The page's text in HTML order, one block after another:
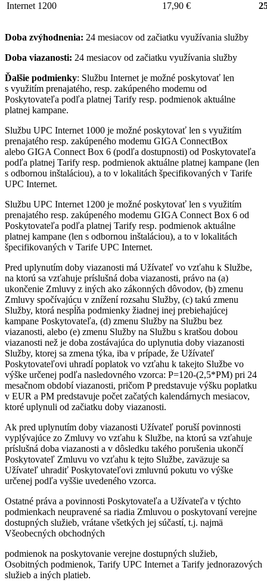
Internet 1200 17,90 €
Doba zvýhodnenia: 24 mesiacov od začiatku využívania služby
Doba viazanosti: 24 mesiacov od začiatku využívania služby
Ďalšie podmienky: Službu Internet je možné poskytovať len
s využitím prenajatého, resp. zakúpeného modemu od
Poskytovateľa podľa platnej Tarify resp. podmienok aktuálne
platnej kampane.
Službu UPC Internet 1000 je možné poskytovať len s využitím
prenajatého resp. zakúpeného modemu GIGA ConnectBox
alebo GIGA Connect Box 6 (podľa dostupnosti) od Poskytovateľa
podľa platnej Tarify resp. podmienok aktuálne platnej kampane (len
s odbornou inštaláciou), a to v lokalitách špecifikovaných v Tarife
UPC Internet.
Službu UPC Internet 1200 je možné poskytovať len s využitím
prenajatého resp. zakúpeného modemu GIGA Connect Box 6 od
Poskytovateľa podľa platnej Tarify resp. podmienok aktuálne
platnej kampane (len s odbornou inštaláciou), a to v lokalitách
špecifikovaných v Tarife UPC Internet.
Pred uplynutím doby viazanosti má Užívateľ vo vzťahu k Službe,
na ktorú sa vzťahuje príslušná doba viazanosti, právo na (a)
ukončenie Zmluvy z iných ako zákonných dôvodov, (b) zmenu
Zmluvy spočívajúcu v znížení rozsahu Služby, (c) takú zmenu
Služby, ktorá nespĺňa podmienky žiadnej inej prebiehajúcej
kampane Poskytovateľa, (d) zmenu Služby na Službu bez
viazanosti, alebo (e) zmenu Služby na Službu s kratšou dobou
viazanosti než je doba zostávajúca do uplynutia doby viazanosti
Služby, ktorej sa zmena týka, iba v prípade, že Užívateľ
Poskytovateľovi uhradí poplatok vo vzťahu k takejto Službe vo
výške určenej podľa nasledovného vzorca: P=120-(2,5*PM) pri 24
mesačnom období viazanosti, pričom P predstavuje výšku poplatku
v EUR a PM predstavuje počet začatých kalendárnych mesiacov,
ktoré uplynuli od začiatku doby viazanosti.
Ak pred uplynutím doby viazanosti Užívateľ poruší povinnosti
vyplývajúce zo Zmluvy vo vzťahu k Službe, na ktorú sa vzťahuje
príslušná doba viazanosti a v dôsledku takého porušenia ukončí
Poskytovateľ Zmluvu vo vzťahu k tejto Službe, zaväzuje sa
Užívateľ uhradiť Poskytovateľovi zmluvnú pokutu vo výške
určenej podľa vyššie uvedeného vzorca.
Ostatné práva a povinnosti Poskytovateľa a Užívateľa v týchto
podmienkach neupravené sa riadia Zmluvou o poskytovaní verejne
dostupných služieb, vrátane všetkých jej súčastí, t.j. najmä
Všeobecných obchodných
podmienok na poskytovanie verejne dostupných služieb,
Osobitných podmienok, Tarify UPC Internet a Tarify jednorazových
služieb a iných platieb.